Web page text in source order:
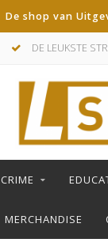
De shop van
DE LEUKSTE
CRIME
MERCHANDISE